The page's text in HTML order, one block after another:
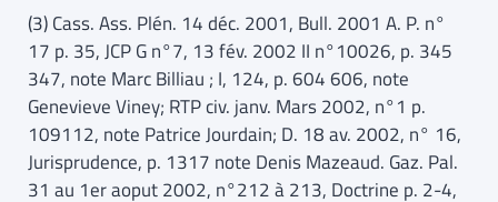
(3) Cass. Ass. Plén. 14 déc. 2001, Bull. 2001 A. P. n°
17 p. 35, JCP G n°7, 13 fév. 2002 II n°10026, p. 345
347, note Marc Billiau ; I, 124, p. 604 606, note
Genevieve Viney; RTP civ. janv. Mars 2002, n°1 p.
109112, note Patrice Jourdain; D. 18 av. 2002, n° 16,
Jurisprudence, p. 1317 note Denis Mazeaud. Gaz. Pal.
31 au 1er aoput 2002, n°212 à 213, Doctrine p. 2-4,